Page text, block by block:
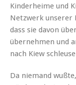
Kinderheime und
Netzwerk unserer
dass sie davon
übernehmen und
nach Kiew
Da niemand